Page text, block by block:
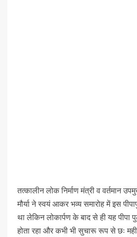
तत्कालीन लोक निर्माण मंत्री व वर्तमान
मौर्या ने स्वयं आकर भव्य समारोह में इस
था लेकिन लोकार्पण के बाद से ही यह पीपा
होता रहा और कभी भी सुचारू रूप से छः